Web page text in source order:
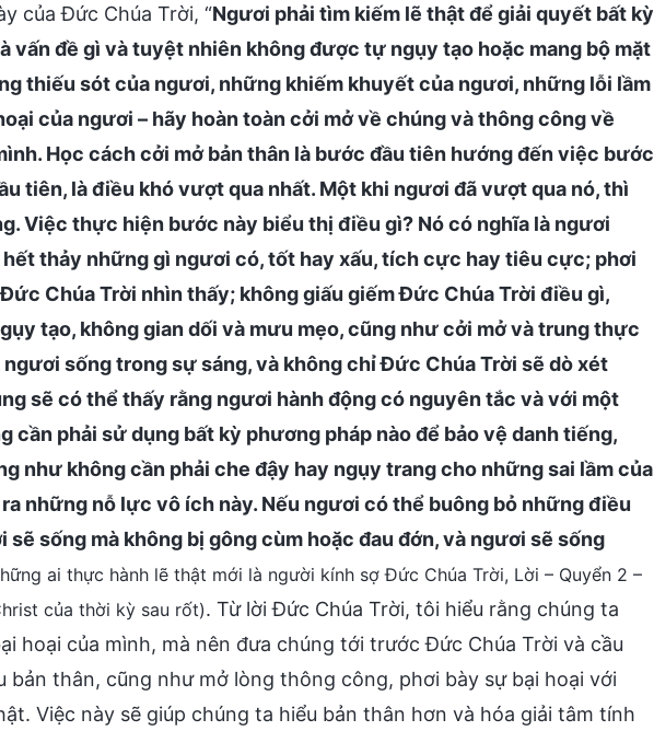
của Đức Chúa Trời, “Ngươi phải tìm kiếm lẽ thật để giải quyết bất kỳ
vấn đề gì và tuyệt nhiên không được tự ngụy tạo hoặc mang bộ mặt
thiếu sót của ngươi, những khiếm khuyết của ngươi, những lỗi lầm
của ngươi – hãy hoàn toàn cởi mở về chúng và thông công về
Học cách cởi mở bản thân là bước đầu tiên hướng đến việc bước
tiên, là điều khó vượt qua nhất. Một khi ngươi đã vượt qua nó, thì
Việc thực hiện bước này biểu thị điều gì? Nó có nghĩa là ngươi
hết thảy những gì ngươi có, tốt hay xấu, tích cực hay tiêu cực; phơi
Chúa Trời nhìn thấy; không giấu giếm Đức Chúa Trời điều gì,
tạo, không gian dối và mưu mẹo, cũng như cởi mở và trung thực
sống trong sự sáng, và không chỉ Đức Chúa Trời sẽ dò xét
sẽ có thể thấy rằng ngươi hành động có nguyên tắc và với một
cần phải sử dụng bất kỳ phương pháp nào để bảo vệ danh tiếng,
như không cần phải che đậy hay ngụy trang cho những sai lầm của
những nỗ lực vô ích này. Nếu ngươi có thể buông bỏ những điều
sống mà không bị gông cùm hoặc đau đớn, và ngươi sẽ sống
ai thực hành lẽ thật mới là người kính sợ Đức Chúa Trời, Lời – Quyển 2 –
của thời kỳ sau rốt). Từ lời Đức Chúa Trời, tôi hiểu rằng chúng ta
hoại của mình, mà nên đưa chúng tới trước Đức Chúa Trời và cầu
bản thân, cũng như mở lòng thông công, phơi bày sự bại hoại với
Việc này sẽ giúp chúng ta hiểu bản thân hơn và hóa giải tâm tính